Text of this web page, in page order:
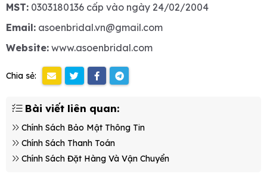
MST: 0303180136 cấp vào ngày 24/02/2004
Email: asoenbridal.vn@gmail.com
Website: www.asoenbridal.com
Chia sẻ:
Bài viết liên quan:
Chính Sách Bảo Mật Thông Tin
Chính Sách Thanh Toán
Chính Sách Đặt Hàng Và Vận Chuyển